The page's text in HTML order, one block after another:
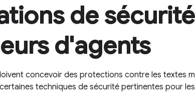
de
d'agents
concevoir des protections contre les textes
techniques de sécurité pertinentes pour